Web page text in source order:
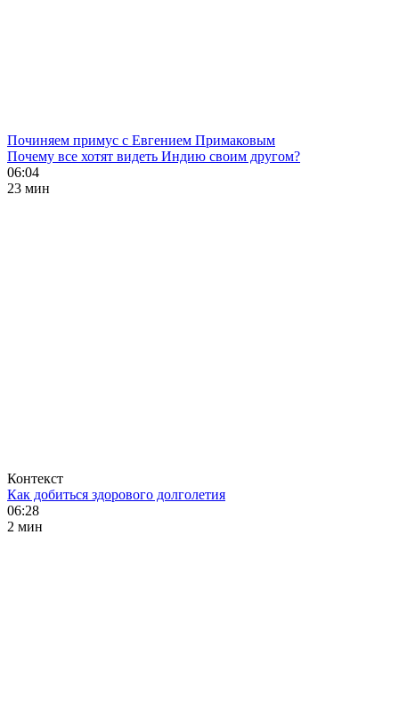
Починяем примус с Евгением Примаковым
Почему все хотят видеть Индию своим другом?
06:04
23 мин
Контекст
Как добиться здорового долголетия
06:28
2 мин